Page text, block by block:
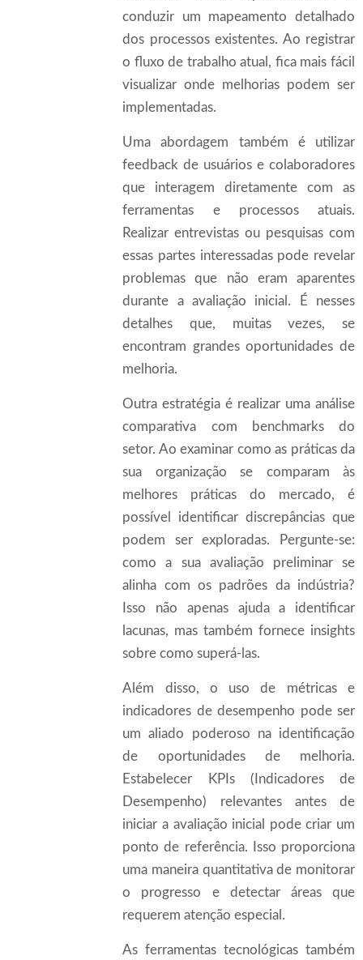
conduzir um mapeamento detalhado
dos processos existentes. Ao registrar
o fluxo de trabalho atual, fica mais fácil
visualizar onde melhorias podem ser
implementadas.
Uma abordagem também é utilizar
feedback de usuários e colaboradores
que interagem diretamente com as
ferramentas e processos atuais.
Realizar entrevistas ou pesquisas com
essas partes interessadas pode revelar
problemas que não eram aparentes
durante a avaliação inicial. É nesses
detalhes que, muitas vezes, se
encontram grandes oportunidades de
melhoria.
Outra estratégia é realizar uma análise
comparativa com benchmarks do
setor. Ao examinar como as práticas da
sua organização se comparam às
melhores práticas do mercado, é
possível identificar discrepâncias que
podem ser exploradas. Pergunte-se:
como a sua avaliação preliminar se
alinha com os padrões da indústria?
Isso não apenas ajuda a identificar
lacunas, mas também fornece insights
sobre como superá-las.
Além disso, o uso de métricas e
indicadores de desempenho pode ser
um aliado poderoso na identificação
de oportunidades de melhoria.
Estabelecer KPIs (Indicadores de
Desempenho) relevantes antes de
iniciar a avaliação inicial pode criar um
ponto de referência. Isso proporciona
uma maneira quantitativa de monitorar
o progresso e detectar áreas que
requerem atenção especial.
As ferramentas tecnológicas também